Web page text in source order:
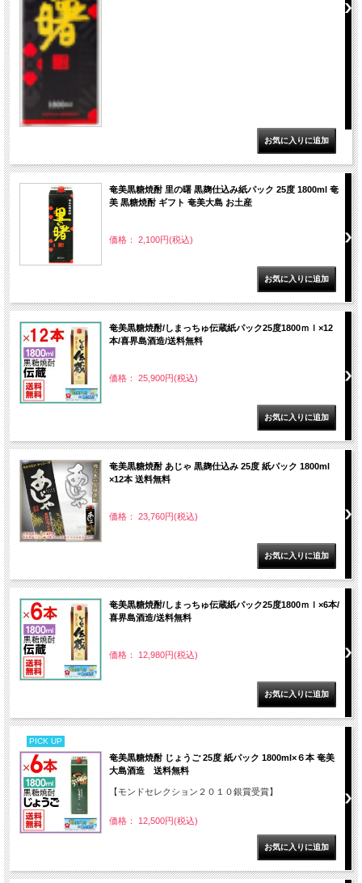
奄美黒糖焼酎 里の曙 黒麹仕込み紙パック 25度 1800ml 奄
美 黒糖焼酎 ギフト 奄美大島 お土産
価格： 2,100円(税込)
奄美黒糖焼酎/しまっちゅ伝蔵紙パック25度1800ｍｌ×12
本/喜界島酒造/送料無料
価格： 25,900円(税込)
奄美黒糖焼酎 あじゃ 黒麹仕込み 25度 紙パック 1800ml
×12本 送料無料
価格： 23,760円(税込)
奄美黒糖焼酎/しまっちゅ伝蔵紙パック25度1800ｍｌ×6本/
喜界島酒造/送料無料
価格： 12,980円(税込)
PICK UP
奄美黒糖焼酎 じょうご 25度 紙パック 1800ml×６本 奄美
大島酒造 送料無料
【モンドセレクション２０１０銀賞受賞】
価格： 12,500円(税込)